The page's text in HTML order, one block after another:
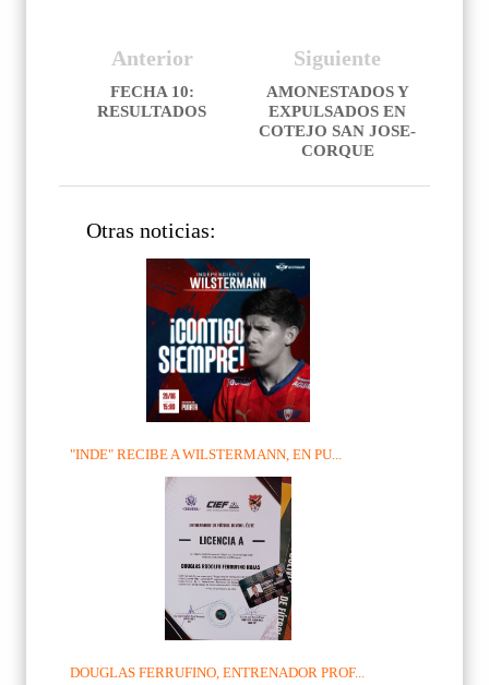
Siguiente
AMONESTADOS Y
EXPULSADOS EN
COTEJO SAN JOSE-
CORQUE
Anterior
FECHA 10:
RESULTADOS
Otras noticias:
"INDE" RECIBE A WILSTERMANN, EN PU...
DOUGLAS FERRUFINO, ENTRENADOR PROF...